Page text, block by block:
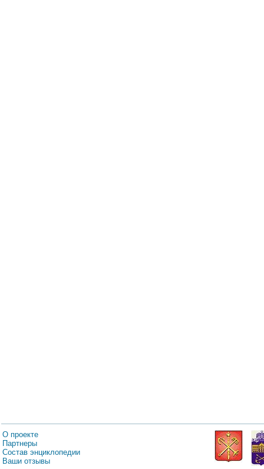
О проекте
Партнеры
Состав энциклопедии
Ваши отзывы